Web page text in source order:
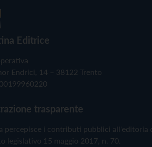
Editrice
Endrici, 14 – 38122 Trento
00199960220
trasparente
percepisce i contributi pubblici all'editoria
legislativo 15 maggio 2017, n. 70.